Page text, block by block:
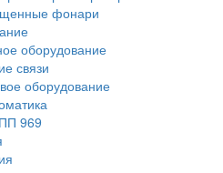
фонари
оборудование
связи
оборудование
969